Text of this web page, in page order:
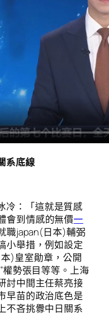
系底線
冷：「這就是質感
會到情感的無價一
職japan(日本)輔弼
小舉措，例如設定
)皇室勛章，公開
權勢張目等等。上海
討中間主任蔡亮接
早苗的政治底色是
不吝挑釁中日關系